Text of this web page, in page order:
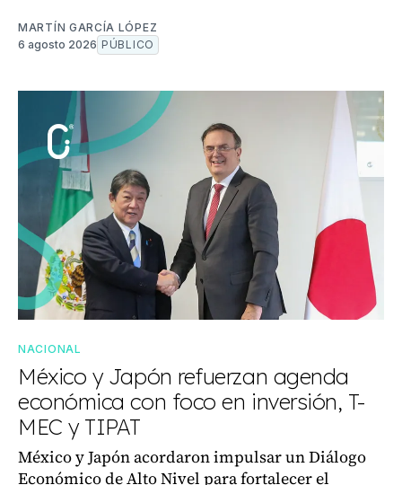
MARTÍN GARCÍA LÓPEZ
6 agosto 2026 PÚBLICO
NACIONAL
México y Japón refuerzan agenda
económica con foco en inversión, T-
MEC y TIPAT
México y Japón acordaron impulsar un Diálogo
Económico de Alto Nivel para fortalecer el